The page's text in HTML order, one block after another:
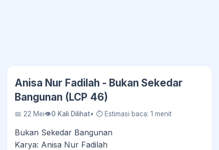
Anisa Nur Fadilah - Bukan Sekedar
Bangunan (LCP 46)
📅 22 Mei👁0 Kali Dilihat• ⏱ Estimasi baca: 1 menit
Bukan Sekedar Bangunan
Karya: Anisa Nur Fadilah